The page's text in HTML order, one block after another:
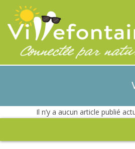
Il n’y a aucun article publié